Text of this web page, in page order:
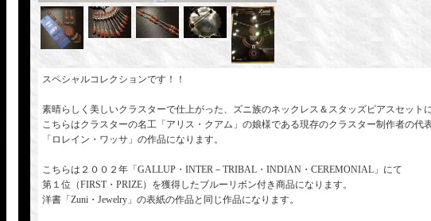
スペシャルコレクションです！！
素晴らしく美しいクラスターで仕上がった、ズニ族のネックレス＆スタッズピアスセット
こちらはクラスターの名工「アリス・クアム」の娘様である現存のクラスター制作者の代
「ロレイン・ワッサ」の作品になります。
こちらは２００２年「GALLUP・INTER－TRIBAL・INDIAN・CEREMONIAL」にて
第１位（FIRST・PRIZE）を獲得したブルーリボン付き商品になります。
洋書「Zuni・Jewelry」の表紙の作品と同じ作品になります。